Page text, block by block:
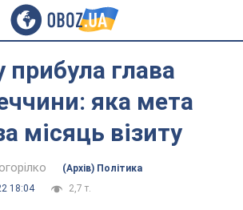
прибула глава
яка мета
місяць візиту
(Архів) Політика
18:04
2,7 т.